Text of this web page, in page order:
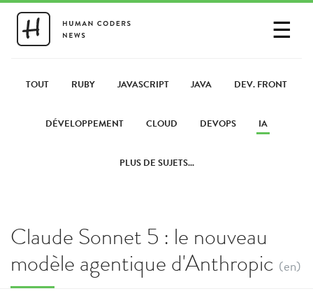
☰
PARTAGER UN LIEN
TOUT RUBY JAVASCRIPT JAVA DEV. FRONT
DÉVELOPPEMENT CLOUD DEVOPS IA
PLUS DE SUJETS...
Claude Sonnet 5 : le nouveau
modèle agentique d'Anthropic (en)